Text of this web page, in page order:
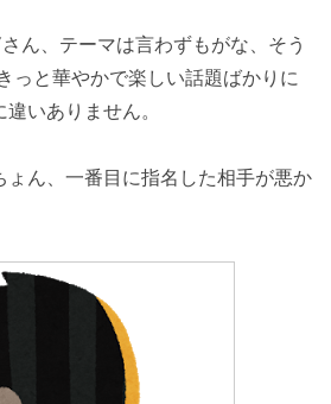
ん、テーマは言わずもがな、そう
っと華やかで楽しい話題ばかりに
いありません。
ょん、一番目に指名した相手が悪か